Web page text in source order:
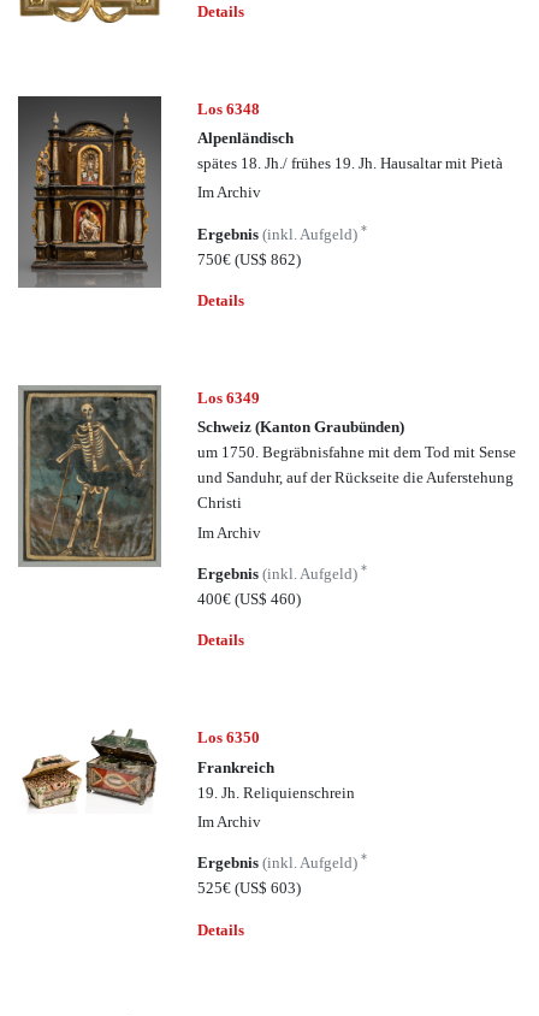
Details
Los 6348
Alpenländisch
spätes 18. Jh./ frühes 19. Jh. Hausaltar mit Pietà
Im Archiv
Ergebnis(inkl. Aufgeld)*
750€(US$ 862)
Details
Los 6349
Schweiz (Kanton Graubünden)
um 1750. Begräbnisfahne mit dem Tod mit Sense
und Sanduhr, auf der Rückseite die Auferstehung
Christi
Im Archiv
Ergebnis(inkl. Aufgeld)*
400€(US$ 460)
Details
Los 6350
Frankreich
19. Jh. Reliquienschrein
Im Archiv
Ergebnis(inkl. Aufgeld)*
525€(US$ 603)
Details